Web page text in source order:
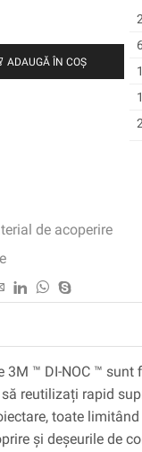
ADAUGĂ ÎN COȘ
de acoperire
3M ™ DI-NOC ™
reutilizați rapid
toate
și deșeurile de